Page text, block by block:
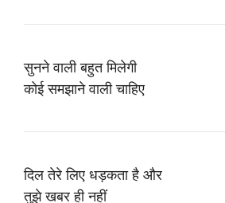
सुनने वाली बहुत मिलेगी
कोई समझाने वाली चाहिए
दिल तेरे लिए धड़कता है और
तुझे खबर ही नहीं